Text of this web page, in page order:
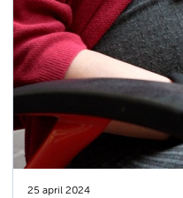
25 april 2024